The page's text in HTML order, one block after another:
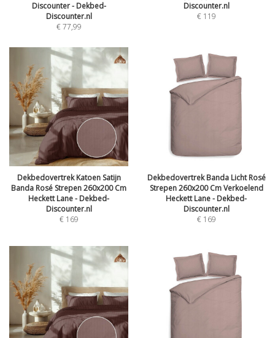
Discounter - Dekbed-
Discounter.nl
€77,99
Discounter.nl
€ 119
Dekbedovertrek Katoen Satijn
Banda Rosé Strepen 260x200 Cm
Heckett Lane - Dekbed-
Discounter.nl
€ 169
Dekbedovertrek Banda Licht Rosé
Strepen 260x200 Cm Verkoelend
Heckett Lane - Dekbed-
Discounter.nl
€ 169